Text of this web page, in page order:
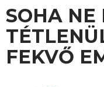
SOHA NE
FEKVŐ